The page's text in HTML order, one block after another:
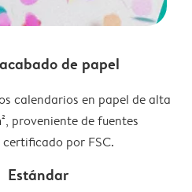
de papel
calendarios en papel de alta
proveniente de fuentes
certificado por FSC.
Estándar